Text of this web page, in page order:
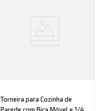
Torneira para Cozinha de